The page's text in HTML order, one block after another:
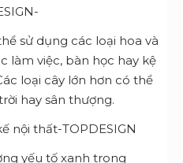
sử dụng các loại hoa và
làm việc, bàn học hay kệ
loại cây lớn hơn có thể
hay sân thượng.
yếu tố xanh trong